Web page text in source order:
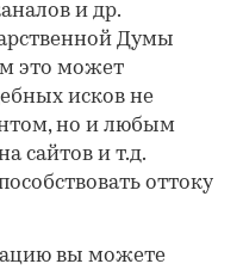
и др.
Думы
это может
исков не
но и любым
сайтов и т.д.
оттоку
вы можете